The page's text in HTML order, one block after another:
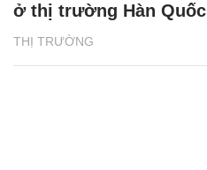
THỊ TRƯỜNG
ở thị trường Hàn Quốc